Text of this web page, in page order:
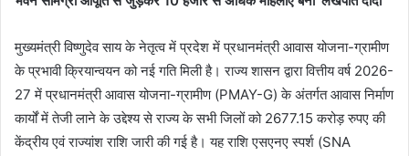
मुख्यमंत्री विष्णुदेव साय के नेतृत्व में प्रदेश में प्रधानमंत्री आवास योजना-ग्रामीण
के प्रभावी क्रियान्वयन को नई गति मिली है। राज्य शासन द्वारा वित्तीय वर्ष 2026-
27 में प्रधानमंत्री आवास योजना-ग्रामीण (PMAY-G) के अंतर्गत आवास निर्माण
कार्यों में तेजी लाने के उद्देश्य से राज्य के सभी जिलों को 2677.15 करोड़ रुपए की
केंद्रीय एवं राज्यांश राशि जारी की गई है। यह राशि एसएनए स्पर्श (SNA